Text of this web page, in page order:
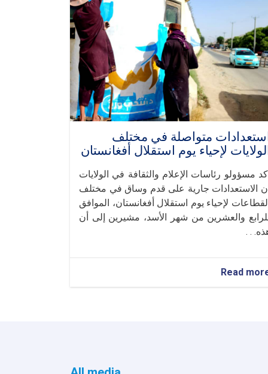
استعدادات متواصلة في مختلف
الولايات لإحياء يوم استقلال أفغانستان
مسؤولو رئاسات الإعلام والثقافة في الولايات
الاستعدادات جارية على قدم وساق في مختلف
لإحياء يوم استقلال أفغانستان، الموافق
والعشرين من شهر الأسد، مشيرين إلى أن
. .
Read